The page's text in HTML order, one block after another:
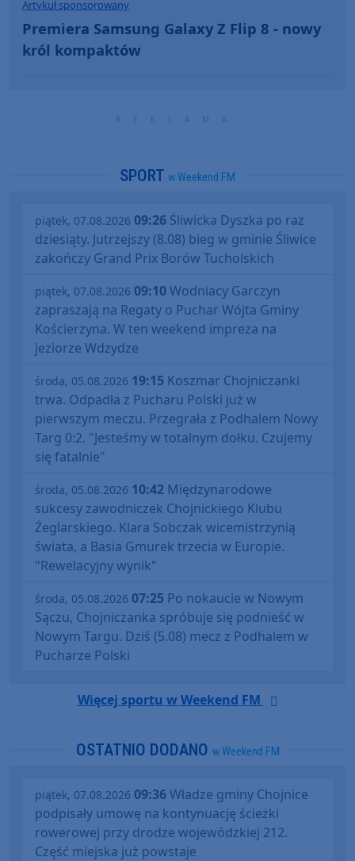
Artykuł sponsorowany
Premiera Samsung Galaxy Z Flip 8 - nowy
król kompaktów
SPORT w Weekend FM
piątek, 07.08.2026 09:26 Śliwicka Dyszka po raz
dziesiąty. Jutrzejszy (8.08) bieg w gminie Śliwice
zakończy Grand Prix Borów Tucholskich
piątek, 07.08.2026 09:10Wodniacy Garczyn
zapraszają na Regaty o Puchar Wójta Gminy
Kościerzyna. W ten weekend impreza na
jeziorze Wdzydze
środa, 05.08.2026 19:15 Koszmar Chojniczanki
trwa. Odpadła z Pucharu Polski już w
pierwszym meczu. Przegrała z Podhalem Nowy
Targ 0:2. "Jesteśmy w totalnym dołku. Czujemy
się fatalnie"
środa, 05.08.2026 10:42 Międzynarodowe
sukcesy zawodniczek Chojnickiego Klubu
Żeglarskiego. Klara Sobczak wicemistrzynią
świata, a Basia Gmurek trzecia w Europie.
"Rewelacyjny wynik"
środa, 05.08.2026 07:25 Po nokaucie w Nowym
Sączu, Chojniczanka spróbuje się podnieść w
Nowym Targu. Dziś (5.08) mecz z Podhalem w
Pucharze Polski
Więcej sportu w Weekend FM
OSTATNIO DODANO w Weekend FM
piątek, 07.08.2026 09:36Władze gminy Chojnice
podpisały umowę na kontynuację ścieżki
rowerowej przy drodze wojewódzkiej 212.
Część miejska już powstaje